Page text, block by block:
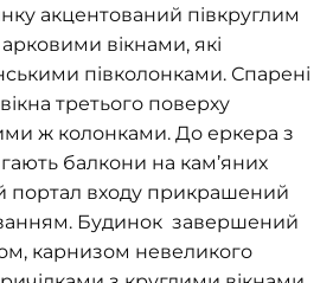
акцентований півкруглим
вікнами, які
півколонками. Спарені
третього поверху
ж колонками. До еркера з
балкони на кам’яних
портал входу прикрашений
Будинок завершений
карнизом невеликого